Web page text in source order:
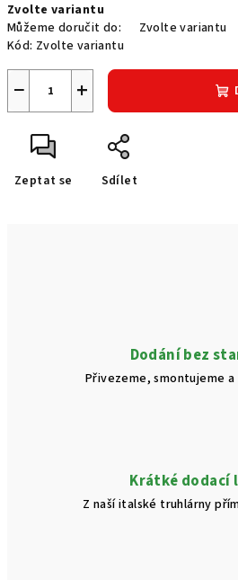
cena:
Zvolte variantu
Můžeme doručit do:
Zvolte variantu
Kód: Zvolte variantu
+
−
Zeptat se Sdílet
Dodání bez
Přivezeme, smontujeme a
Krátké dodací
Z naší italské truhlárny